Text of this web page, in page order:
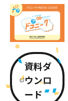
資料ダ
ウンロ
ード